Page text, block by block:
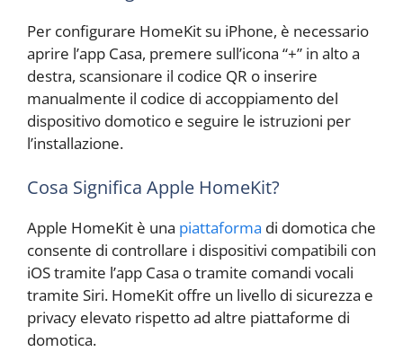
Per configurare HomeKit su iPhone, è necessario
aprire l’app Casa, premere sull’icona “+” in alto a
destra, scansionare il codice QR o inserire
manualmente il codice di accoppiamento del
dispositivo domotico e seguire le istruzioni per
l’installazione.
Cosa Significa Apple HomeKit?
Apple HomeKit è una piattaforma di domotica che
consente di controllare i dispositivi compatibili con
iOS tramite l’app Casa o tramite comandi vocali
tramite Siri. HomeKit offre un livello di sicurezza e
privacy elevato rispetto ad altre piattaforme di
domotica.